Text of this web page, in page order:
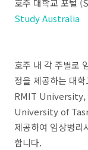
호주 대학교 포털
Study Australia
호주 내 각 주별로
정을 제공하는 대
RMIT
University of
제공하여 임상병리
합니다.